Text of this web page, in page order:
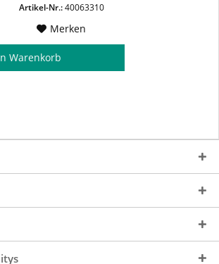
Artikel-Nr.:40063310
Merken
Warenkorb